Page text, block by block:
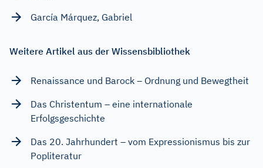
García Márquez, Gabriel
Weitere Artikel aus der Wissensbibliothek
Renaissance und Barock – Ordnung und Bewegtheit
Das Christentum – eine internationale
Erfolgsgeschichte
Das 20. Jahrhundert – vom Expressionismus bis zur
Popliteratur